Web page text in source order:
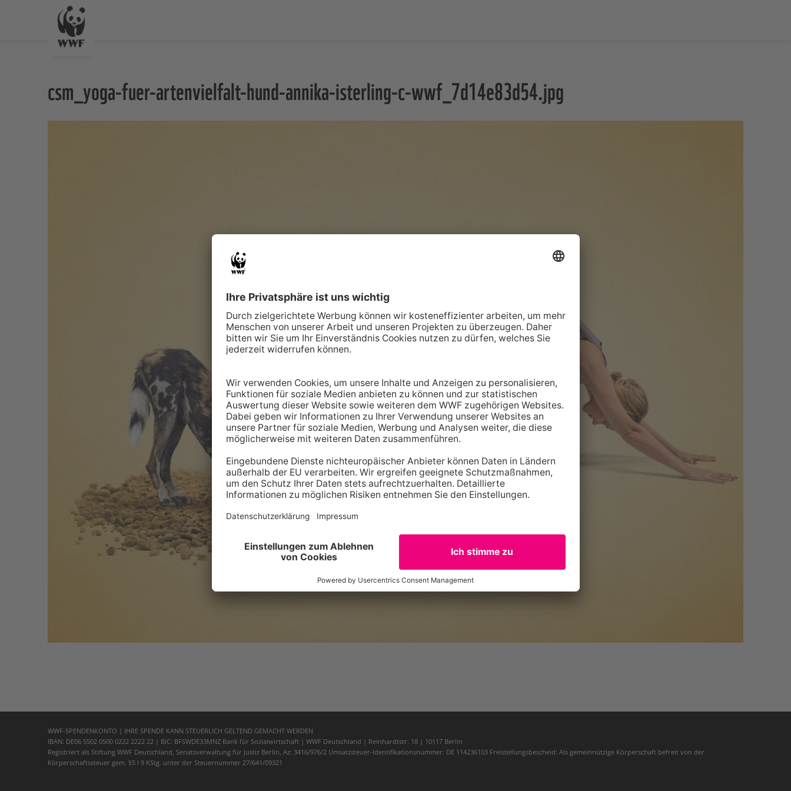
csm_yoga-fuer-artenvielfalt-hund-annika-isterling-c-wwf_7d14e83d54.jpg
WWF-SPENDENKONTO | IHRE SPENDE KANN STEUERLICH GELTEND GEMACHT WERDEN
IBAN: DE06 5502 0500 0222 2222 22 | BIC: BFSWDE33MNZ Bank für Sozialwirtschaft | WWF Deutschland | Reinhardtstr. 18 | 10117 Berlin
Registriert als Stiftung WWF Deutschland, Senatsverwaltung für Justiz Berlin, Az: 3416/976/2 Umsatzsteuer-Identifikationsnummer: DE 114236103 Freistellungsbescheid: Als gemeinnützige Körperschaft befreit von der
Körperschaftssteuer gem. §5 I 9 KStg. unter der Steuernummer 27/641/09321